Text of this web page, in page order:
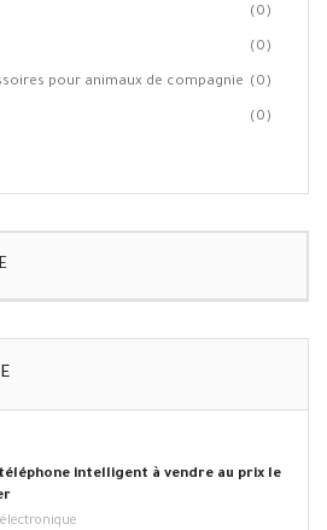
(0)
(0)
pour animaux de compagnie (0)
(0)
intelligent à vendre au prix le
électronique